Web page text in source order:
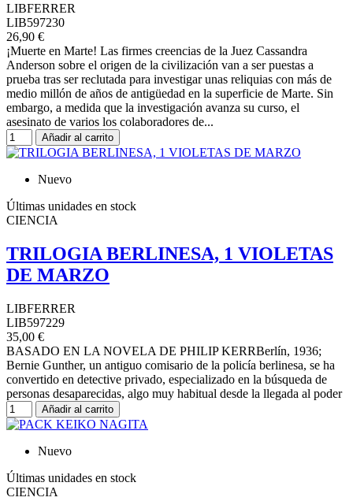
LIBFERRER
LIB597230
26,90 €
¡Muerte en Marte! Las firmes creencias de la Juez Cassandra
Anderson sobre el origen de la civilización van a ser puestas a
prueba tras ser reclutada para investigar unas reliquias con más de
medio millón de años de antigüedad en la superficie de Marte. Sin
embargo, a medida que la investigación avanza su curso, el
asesinato de varios los colaboradores de...
Añadir al carrito
Nuevo
Últimas unidades en stock
CIENCIA
TRILOGIA BERLINESA, 1 VIOLETAS
DE MARZO
LIBFERRER
LIB597229
35,00 €
BASADO EN LA NOVELA DE PHILIP KERRBerlín, 1936;
Bernie Gunther, un antiguo comisario de la policía berlinesa, se ha
convertido en detective privado, especializado en la búsqueda de
personas desaparecidas, algo muy habitual desde la llegada al poder
Añadir al carrito
Nuevo
Últimas unidades en stock
CIENCIA